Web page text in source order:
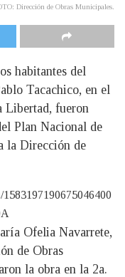
Dirección de Obras Municipales.
habitantes del
Tacachico, en el
Libertad, fueron
Plan Nacional de
la Dirección de
Ofelia Navarrete,
de Obras
la obra en la 2a.